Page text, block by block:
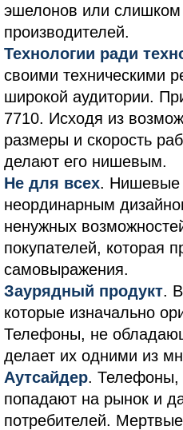
эшелонов или
производителей.
Технологии ради
своими техническими
широкой аудитории.
7710. Исходя из
размеры и скорость
делают его нишевым.
Не для всех. Нишевые
неординарным
ненужных
покупателей, которая
самовыражения.
Заурядный продукт.
которые изначально
Телефоны, не
делает их одними из
Аутсайдер. Телефоны,
попадают на рынок и
потребителей.